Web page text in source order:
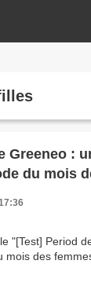
Greeneo :
du mois